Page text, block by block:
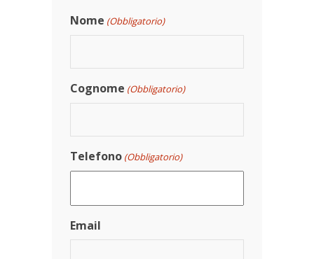
Nome (Obbligatorio)
Cognome (Obbligatorio)
Telefono (Obbligatorio)
Email